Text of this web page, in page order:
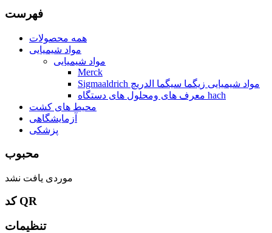
فهرست
همه محصولات
مواد شیمیایی
مواد شیمیایی
Merck
Sigmaaldrich مواد شیمیایی زیگما سیگما الدریچ
معرف های ومحلول های دستگاه hach
محیط های کشت
آزمایشگاهی
پزشکی
محبوب
موردی یافت نشد
کد QR
تنظیمات